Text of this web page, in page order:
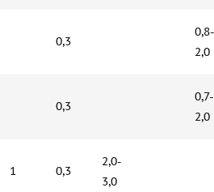
0,3
0,8-
2,0
0,3
0,7-
2,0
1 0,3
2,0-
3,0